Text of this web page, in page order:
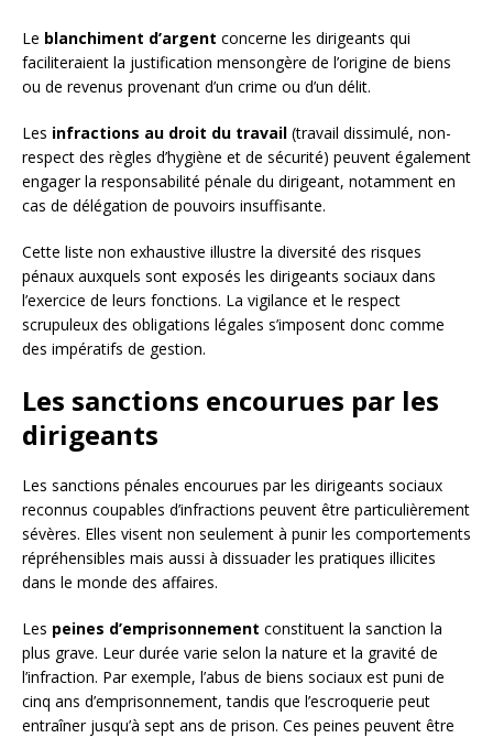
Le blanchiment d’argent concerne les dirigeants qui
faciliteraient la justification mensongère de l’origine de biens
ou de revenus provenant d’un crime ou d’un délit.
Les infractions au droit du travail (travail dissimulé, non-
respect des règles d’hygiène et de sécurité) peuvent également
engager la responsabilité pénale du dirigeant, notamment en
cas de délégation de pouvoirs insuffisante.
Cette liste non exhaustive illustre la diversité des risques
pénaux auxquels sont exposés les dirigeants sociaux dans
l’exercice de leurs fonctions. La vigilance et le respect
scrupuleux des obligations légales s’imposent donc comme
des impératifs de gestion.
Les sanctions encourues par les
dirigeants
Les sanctions pénales encourues par les dirigeants sociaux
reconnus coupables d’infractions peuvent être particulièrement
sévères. Elles visent non seulement à punir les comportements
répréhensibles mais aussi à dissuader les pratiques illicites
dans le monde des affaires.
Les peines d’emprisonnement constituent la sanction la
plus grave. Leur durée varie selon la nature et la gravité de
l’infraction. Par exemple, l’abus de biens sociaux est puni de
cinq ans d’emprisonnement, tandis que l’escroquerie peut
entraîner jusqu’à sept ans de prison. Ces peines peuvent être